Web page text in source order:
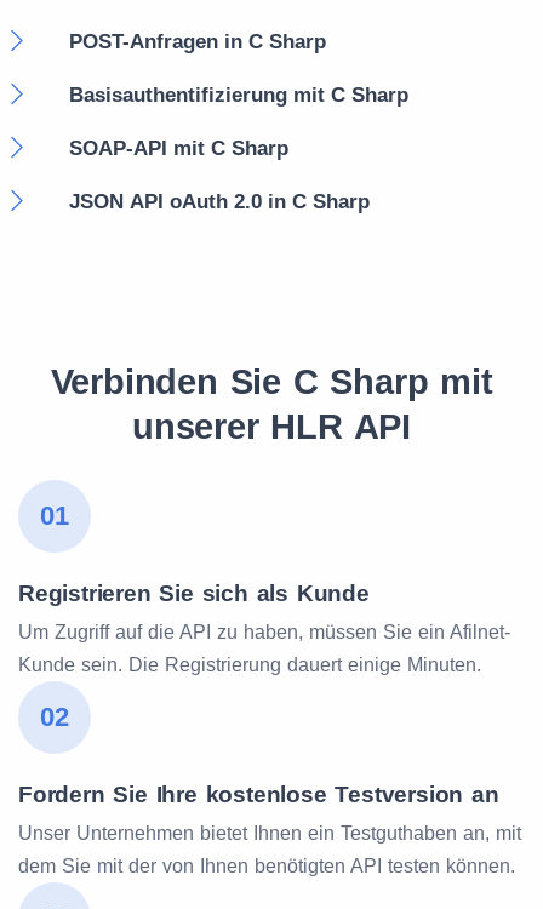
POST-Anfragen in C Sharp
Basisauthentifizierung mit C Sharp
SOAP-API mit C Sharp
JSON API oAuth 2.0 in C Sharp
Verbinden Sie C Sharp mit
unserer HLR API
01
Registrieren Sie sich als Kunde
Um Zugriff auf die API zu haben, müssen Sie ein Afilnet-
Kunde sein. Die Registrierung dauert einige Minuten.
02
Fordern Sie Ihre kostenlose Testversion an
Unser Unternehmen bietet Ihnen ein Testguthaben an, mit
dem Sie mit der von Ihnen benötigten API testen können.